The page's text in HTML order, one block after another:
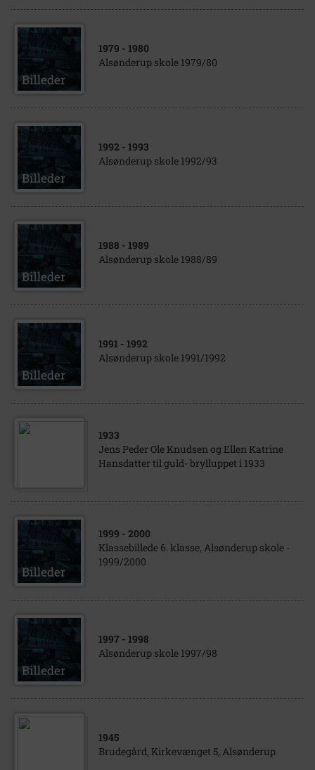
1979 - 1980
Alsønderup skole 1979/80
1992 - 1993
Alsønderup skole 1992/93
1988 - 1989
Alsønderup skole 1988/89
1991 - 1992
Alsønderup skole 1991/1992
1933
Jens Peder Ole Knudsen og Ellen Katrine
Hansdatter til guld- brylluppet i 1933
1999 - 2000
Klassebillede 6. klasse, Alsønderup skole -
1999/2000
1997 - 1998
Alsønderup skole 1997/98
1945
Brudegård, Kirkevænget 5, Alsønderup